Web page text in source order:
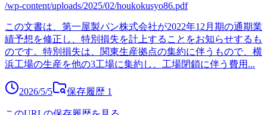
/wp-content/uploads/2025/02/houkokusyo86.pdf
この文書は、第一屋製パン株式会社が2022年12月期の通期業
績予想を修正し、特別損失を計上することをお知らせするも
のです。特別損失は、関東生産拠点の集約に伴うもので、横
浜工場の生産を他の3工場に集約し、工場閉鎖に伴う費用 ...
2026/5/5 保存履歴 1